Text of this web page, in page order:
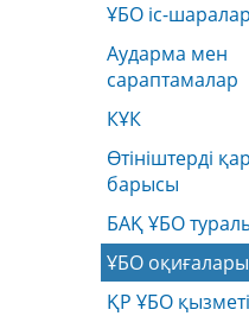
ҰБО іс-
Аударма мен
сараптамалар
КҰК
Өтініштерді
барысы
БАҚ ҰБО
ҰБО оқиғалары
ҚР ҰБО